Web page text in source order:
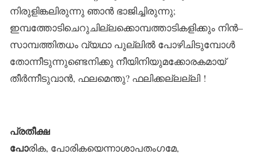
നിരുളിങ്കലിരുന്നു ഞാൻ ഭാജിച്ചിരുന്നു;
ഇമ്പത്തോടിചെറുചില്ലക്കൊമ്പത്താടികളിക്കും നിൻ–
സാമ്പത്തിതധം വ്യഥാ പുല്ലിൽ പോഴിചിടുമ്പോൾ
തോന്നീടുന്നുണ്ടെനിക്കു നീയിനിയുമക്കോരകമായ്‌
തീർന്നീടുവാൻ, ഫലമെന്തു? ഫലിക്കല്ലല്ലി !
പ്രതീക്ഷ
പോരിക, പോരികയെന്നാശാപതംഗമേ,